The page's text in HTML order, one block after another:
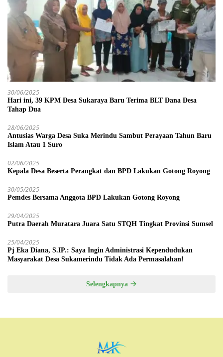
30/06/2025
Hari ini, 39 KPM Desa Sukaraya Baru Terima BLT Dana Desa
Tahap Dua
28/06/2025
Antusias Warga Desa Suka Merindu Sambut Perayaan Tahun Baru
Islam Atau 1 Suro
02/06/2025
Kepala Desa Beserta Perangkat dan BPD Lakukan Gotong Royong
30/05/2025
Pemdes Bersama Anggota BPD Lakukan Gotong Royong
29/04/2025
Putra Daerah Muratara Juara Satu STQH Tingkat Provinsi Sumsel
25/04/2025
Pj Eka Diana, S.IP.: Saya Ingin Administrasi Kependudukan
Masyarakat Desa Sukamerindu Tidak Ada Permasalahan!
Selengkapnya